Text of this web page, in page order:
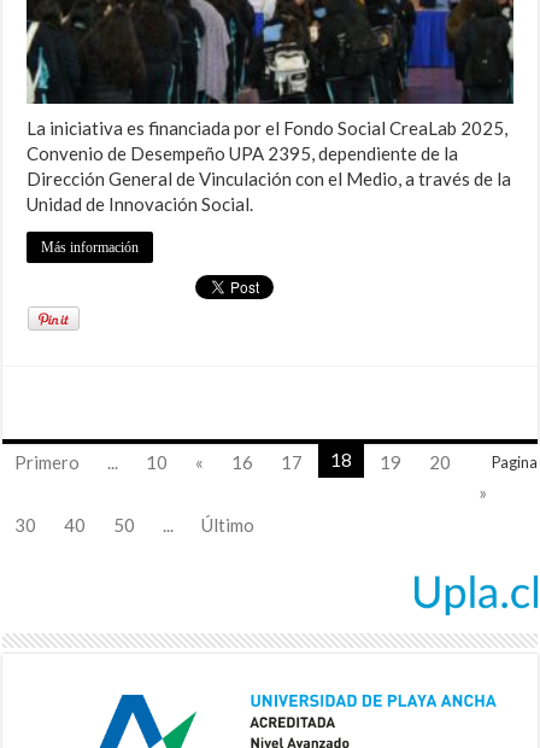
La iniciativa es financiada por el Fondo Social CreaLab 2025,
Convenio de Desempeño UPA 2395, dependiente de la
Dirección General de Vinculación con el Medio, a través de la
Unidad de Innovación Social.
Más información
Pagina
Primero ... 10 « 16 17 18 19
20
»
30
40 50 ... Último